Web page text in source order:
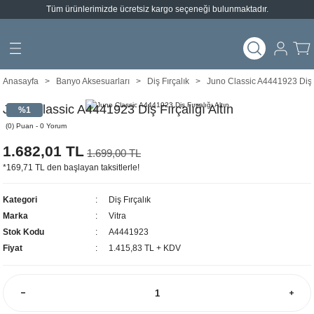
Tüm ürünlerimizde ücretsiz kargo seçeneği bulunmaktadır.
Geri Dön
Geri Dön
Anasayfa Banyo Aksesuarları Diş Fırçalık Juno Classic A4441923 Diş
%1
Juno Classic A4441923 Diş Fırçalığı Altın
(0) Puan - 0 Yorum
1.682,01 TL 1.699,00 TL
*169,71 TL den başlayan taksitlerle!
Kategori
Diş Fırçalık
Marka
Vitra
Stok Kodu
A4441923
Fiyat
1.415,83 TL + KDV